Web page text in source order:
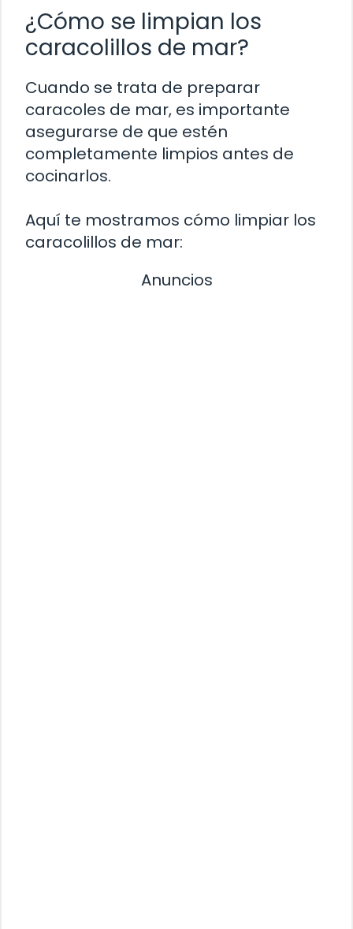
¿Cómo se limpian los
caracolillos de mar?
Cuando se trata de preparar
caracoles de mar, es importante
asegurarse de que estén
completamente limpios antes de
cocinarlos.
Aquí te mostramos cómo limpiar los
caracolillos de mar:
Anuncios